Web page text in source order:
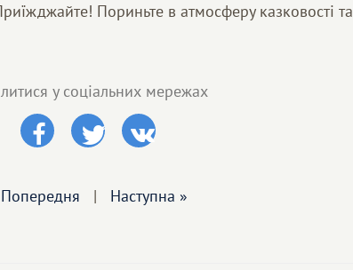
Пориньте в атмосферу казковості та
у соціальних мережах
| Наступна »